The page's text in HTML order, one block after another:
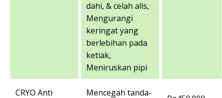
dahi, & celah alis,
Mengurangi
keringat yang
berlebihan pada
ketiak,
Meniruskan pipi
CRYO Anti
Mencegah tanda-